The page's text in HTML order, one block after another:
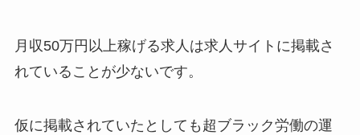
月収50万円以上稼げる求人は求人サイトに掲載さ
れていることが少ないです。
仮に掲載されていたとしても超ブラック労働の運